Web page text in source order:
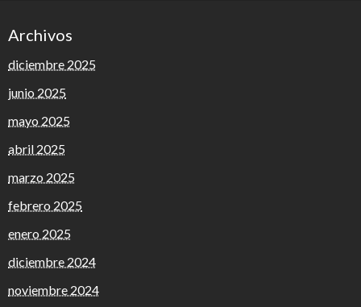
Archivos
diciembre 2025
junio 2025
mayo 2025
abril 2025
marzo 2025
febrero 2025
enero 2025
diciembre 2024
noviembre 2024